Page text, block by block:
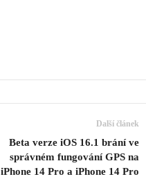
Další článek
Beta verze iOS 16.1 brání ve
správném fungování GPS na
iPhone 14 Pro a iPhone 14 Pro